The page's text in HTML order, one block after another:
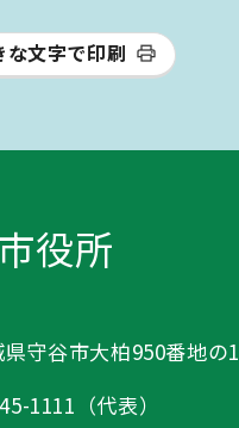
な文字で印刷
役所
守谷市大柏950番地の1
1111（代表）